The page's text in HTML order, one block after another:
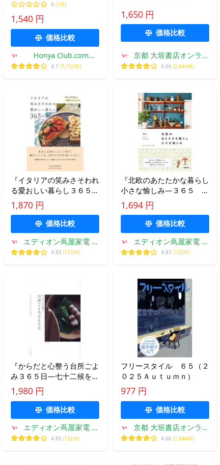
0 (1件)
1,540 円
価格比較
Honya Club.com
Yahoo!店
4.7 (7,152件)
1,650 円
価格比較
京都 大垣書店オンライ
ン
4.66 (2,944件)
『イタリアの笑みさそわれ
る愛おしい暮らし３６５
日』中山 久美子（自由国
民社）
1,870 円
価格比較
エディオン蔦屋家電 ヤ
フー店
4.83 (132件)
『北欧のあたたかな暮らし
小さな愉しみ―３６５ Ｌ
ＩＴＴＬＥ ＣＯＺＩＮＥ
ＳＳ』ｓｍｉｌｅ ｅｄｉ
ｔｏｒｓ【編】（Ｇａｋｋ
ｅｎ）
1,694 円
価格比較
エディオン蔦屋家電 ヤ
フー店
4.83 (132件)
『からだと心整う台所ごよ
み３６５日―七十二候を味
わう暮らしの知恵』仁平
里帆（エクスナレッジ）
1,980 円
価格比較
エディオン蔦屋家電 ヤ
フー店
4.83 (132件)
フリースタイル ６５（２
０２５Ａｕｔｕｍｎ）
977 円
価格比較
京都 大垣書店オンライ
ン
4.66 (2,944件)